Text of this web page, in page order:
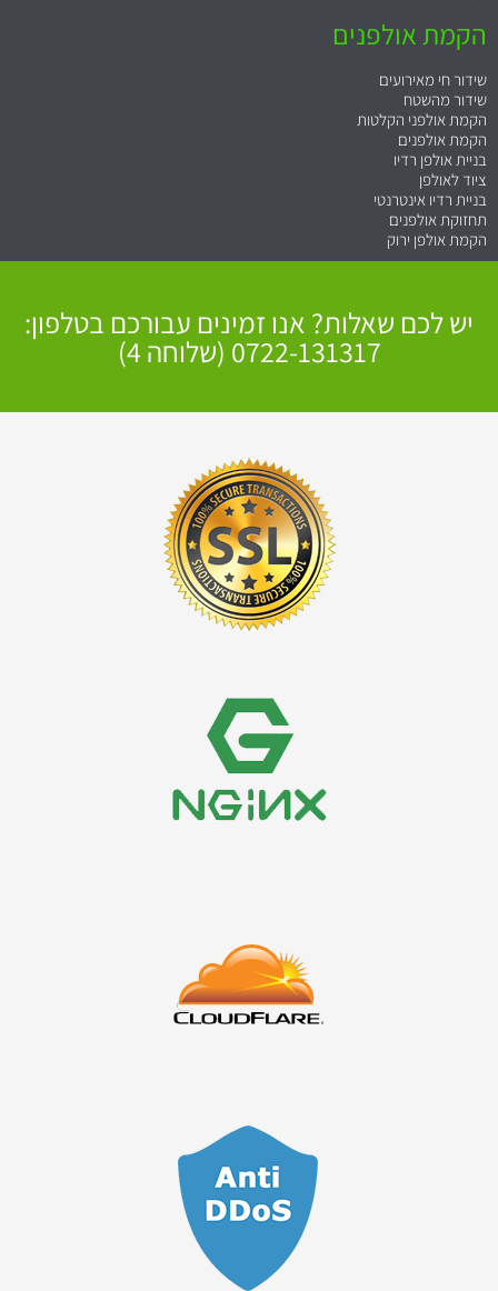
הקמת אולפנים
שידור חי מאירועים
שידור מהשטח
הקמת אולפני הקלטות
הקמת אולפנים
בניית אולפן רדיו
ציוד לאולפן
בניית רדיו אינטרנטי
תחזוקת אולפנים
הקמת אולפן ירוק
יש לכם שאלות? אנו זמינים עבורכם בטלפון:
0722-131317 (שלוחה 4)